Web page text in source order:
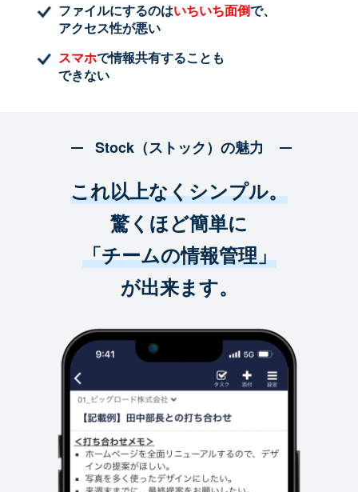
ファイルにするのはいちいち面倒で、
アクセス性が悪い
スマホで情報共有することも
できない
Stock（ストック）の魅力
これ以上なくシンプル。
驚くほど簡単に
「チームの情報管理」
が出来ます。